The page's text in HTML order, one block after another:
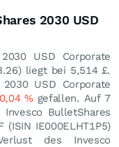
2030 USD
USD Corporate
) liegt bei 5,514 £.
USD Corporate
%gefallen. Auf 7
BulletShares
(ISIN IE000ELHT1P5)
des Invesco